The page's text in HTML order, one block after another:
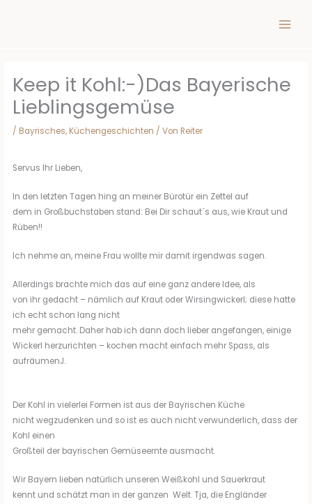
Keep it Kohl:-)Das Bayerische
Lieblingsgemüse
/ Bayrisches, Küchengeschichten / Von Reiter
Servus Ihr Lieben,
In den letzten Tagen hing an meiner Bürotür ein Zettel auf
dem in Großbuchstaben stand: Bei Dir schaut´s aus, wie Kraut und
Rüben!!
Ich nehme an, meine Frau wollte mir damit irgendwas sagen.
Allerdings brachte mich das auf eine ganz andere Idee, als
von ihr gedacht – nämlich auf Kraut oder Wirsingwickerl; diese hatte
ich echt schon lang nicht
mehr gemacht. Daher hab ich dann doch lieber angefangen, einige
Wickerl herzurichten – kochen macht einfach mehr Spass, als
aufräumenJ.
Der Kohl in vielerlei Formen ist aus der Bayrischen Küche
nicht wegzudenken und so ist es auch nicht verwunderlich, dass der
Kohl einen
Großteil der bayrischen Gemüseernte ausmacht.
Wir Bayern lieben natürlich unseren Weißkohl und Sauerkraut
kennt und schätzt man in der ganzen Welt. Tja, die Engländer